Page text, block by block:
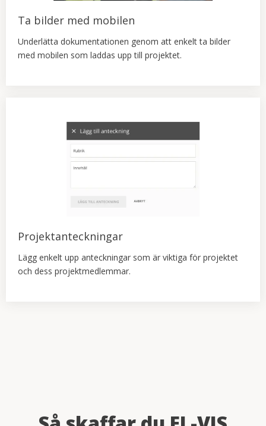
Ta bilder med mobilen
Underlätta dokumentationen genom att enkelt ta bilder
med mobilen som laddas upp till projektet.
Projektanteckningar
Lägg enkelt upp anteckningar som är viktiga för projektet
och dess projektmedlemmar.